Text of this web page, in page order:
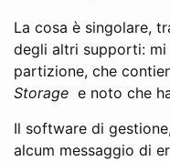
La cosa è singolare,
degli altri supporti:
partizione, che
Storage e noto che
Il software di
alcum messaggio di